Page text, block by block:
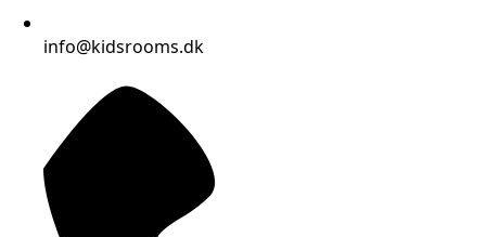
info@kidsrooms.dk